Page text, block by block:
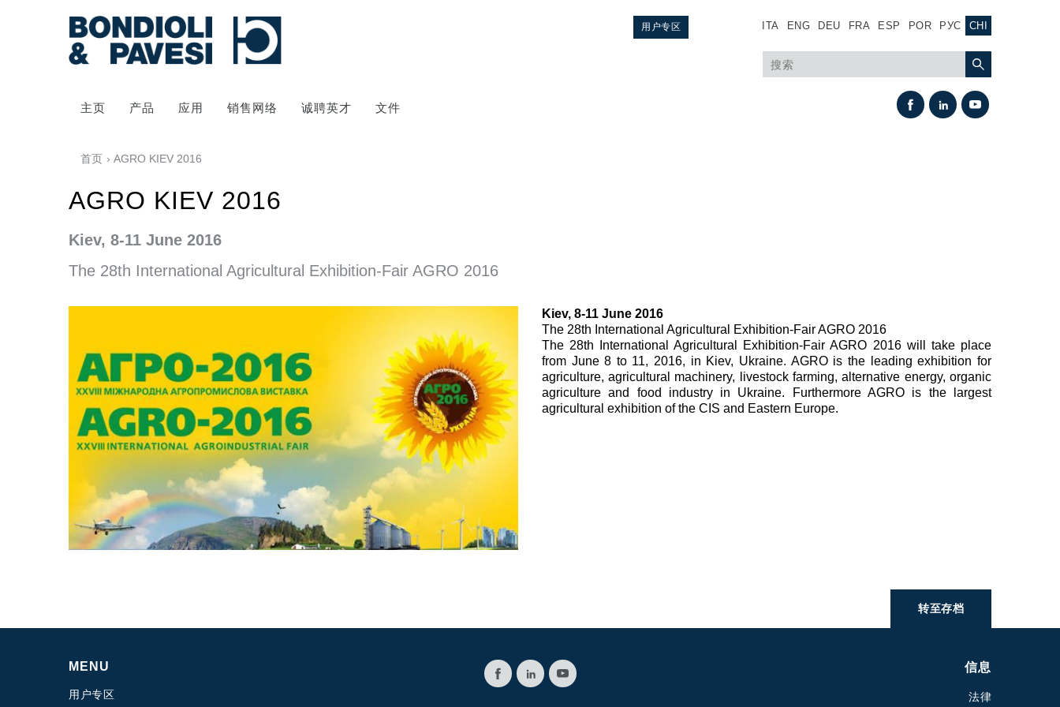
ITA ENG DEU FRA ESP POR РУС CHI
用户专区
主页 产品 应用 销售网络 诚聘英才 文件
专为 Bondioli & Pavesi 制造的齿轮变速箱
平行轴齿轮变速箱
特殊应用齿轮变速箱
标准泵驱动
液压控制型多片离合器
开路式轴向柱塞泵
Motori elettrici brushless - Serie MS
径向活塞电机
专为 Bondioli & Pavesi 制造 的内齿轮油泵和滚切式马达
方向控制阀
过滤阀
线性阀
服控制器
控制系统的电子元件
风扇驱动系统
热交换器
首页 › AGRO KIEV 2016
AGRO KIEV 2016
Kiev, 8-11 June 2016
The 28th International Agricultural Exhibition-Fair AGRO 2016
Kiev, 8-11 June 2016
The 28th International Agricultural Exhibition-Fair AGRO 2016
The 28th International Agricultural Exhibition-Fair AGRO 2016 will take place
from June 8 to 11, 2016, in Kiev, Ukraine. AGRO is the leading exhibition for
agriculture, agricultural machinery, livestock farming, alternative energy, organic
agriculture and food industry in Ukraine. Furthermore AGRO is the largest
agricultural exhibition of the CIS and Eastern Europe.
转至存档
MENU
用户专区
信息
法律